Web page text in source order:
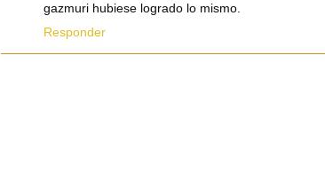
gazmuri hubiese logrado lo mismo.
Responder